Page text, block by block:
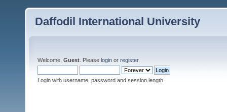
Daffodil International University
Welcome, Guest . Please login or register.
Login with username, password and session length